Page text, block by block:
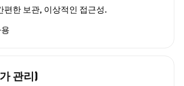
편한 보관, 이상적인 접근성.
관리)